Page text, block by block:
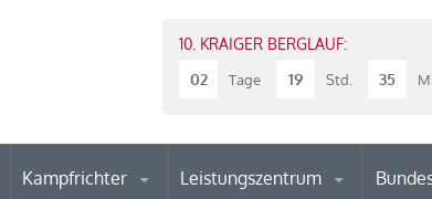
10. KRAIGER BERGLAUF:
02
Tage 19 Std. 35
Kampfrichter Leistungszentrum